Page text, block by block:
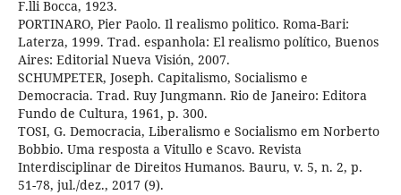
F.lli Bocca, 1923.
PORTINARO, Pier Paolo. Il realismo politico. Roma-Bari:
Laterza, 1999. Trad. espanhola: El realismo político, Buenos
Aires: Editorial Nueva Visión, 2007.
SCHUMPETER, Joseph. Capitalismo, Socialismo e
Democracia. Trad. Ruy Jungmann. Rio de Janeiro: Editora
Fundo de Cultura, 1961, p. 300.
TOSI, G. Democracia, Liberalismo e Socialismo em Norberto
Bobbio. Uma resposta a Vitullo e Scavo. Revista
Interdisciplinar de Direitos Humanos. Bauru, v. 5, n. 2, p.
51-78, jul./dez., 2017 (9).